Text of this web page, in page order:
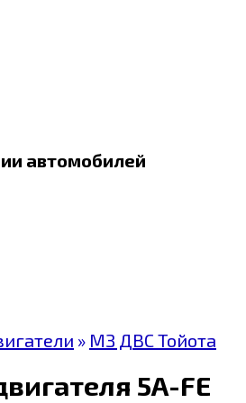
автомобилей
» МЗ ДВС Тойота
5A-FE